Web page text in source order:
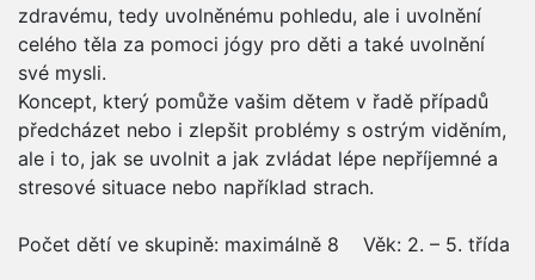
zdravému, tedy uvolněnému pohledu, ale i uvolnění
celého těla za pomoci jógy pro děti a také uvolnění
své mysli.
Koncept, který pomůže vašim dětem v řadě případů
předcházet nebo i zlepšit problémy s ostrým viděním,
ale i to, jak se uvolnit a jak zvládat lépe nepříjemné a
stresové situace nebo například strach.
Počet dětí ve skupině: maximálně 8 Věk: 2. – 5. třída